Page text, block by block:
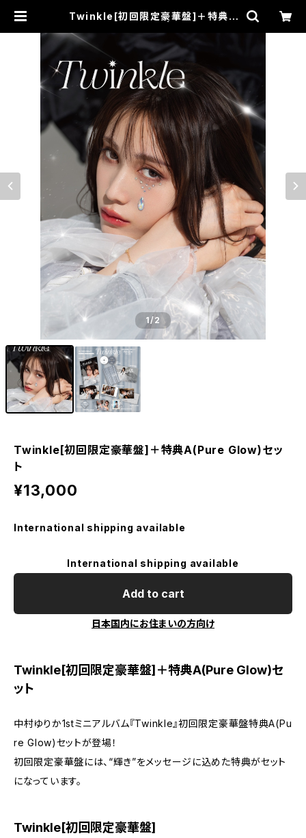
Twinkle[初回限定豪華盤]＋特典A
CORDS SHOP
1/2
Twinkle[初回限定豪華盤]＋特典A(Pure Glow)セッ
ト
¥13,000
International shipping available
International shipping available
Add to cart
日本国内にお住まいの方向け
Twinkle[初回限定豪華盤]＋特典A(Pure Glow)セ
ット
中村ゆりか1stミニアルバム『Twinkle』初回限定豪華盤特典A(Pu
re Glow)セットが登場！
初回限定豪華盤には、“輝き”をメッセージに込めた特典がセット
になっています。
Twinkle[初回限定豪華盤]